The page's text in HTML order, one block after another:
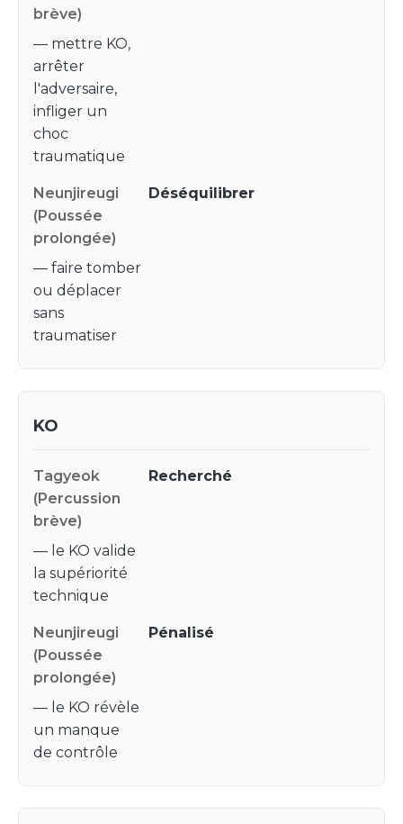
— mettre KO,
arrêter
l'adversaire,
infliger un
choc
traumatique
Déséquilibrer
— faire tomber
ou déplacer
sans
traumatiser
KO
Recherché
— le KO valide
la supériorité
technique
Pénalisé
— le KO révèle
un manque
de contrôle